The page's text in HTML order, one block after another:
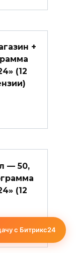
+
(12
— 50,
(12
с Битрикс24